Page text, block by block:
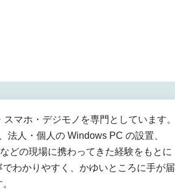
マホ・デジモノを専門としています。
法人・個人の Windows PC の設置、
どの現場に携わってきた経験をもとに
わかりやすく、かゆいところに手が届